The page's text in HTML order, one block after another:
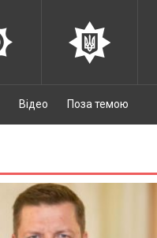
Відео Поза темою